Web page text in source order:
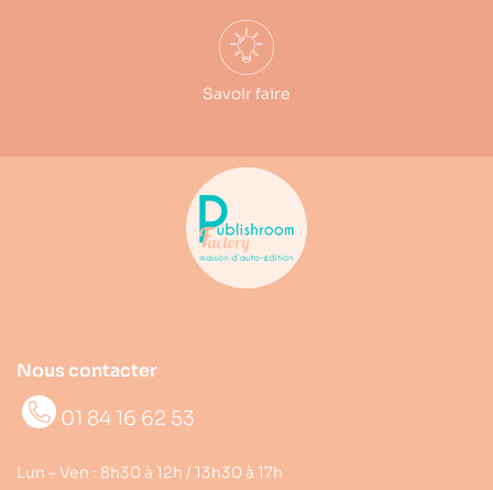
Savoir faire
Nous contacter
01 84 16 62 53
Lun – Ven : 8h30 à 12h / 13h30 à 17h